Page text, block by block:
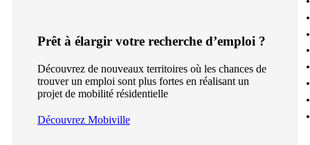
Prêt à élargir votre recherche d’emploi ?
Découvrez de nouveaux territoires où les chances de
trouver un emploi sont plus fortes en réalisant un
projet de mobilité résidentielle
Découvrez Mobiville